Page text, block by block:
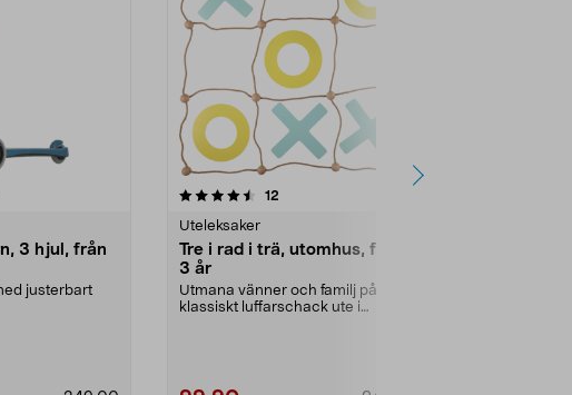
3 hjul, från
justerbart
stjärnor 12
Uteleksaker
Tre i rad i trä, utomhus, från
3 år
Utmana vänner och familj på ett
klassiskt luffarschack ute i
4.5 av 5 stjärnor